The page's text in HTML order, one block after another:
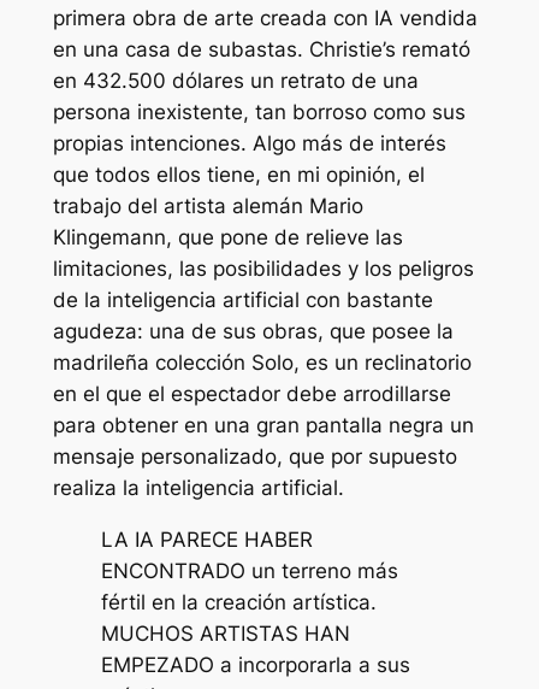
primera obra de arte creada con IA vendida
en una casa de subastas. Christie’s remató
en 432.500 dólares un retrato de una
persona inexistente, tan borroso como sus
propias intenciones. Algo más de interés
que todos ellos tiene, en mi opinión, el
trabajo del artista alemán Mario
Klingemann, que pone de relieve las
limitaciones, las posibilidades y los peligros
de la inteligencia artificial con bastante
agudeza: una de sus obras, que posee la
madrileña colección Solo, es un reclinatorio
en el que el espectador debe arrodillarse
para obtener en una gran pantalla negra un
mensaje personalizado, que por supuesto
realiza la inteligencia artificial.
LA IA PARECE HABER
ENCONTRADO un terreno más
fértil en la creación artística.
MUCHOS ARTISTAS HAN
EMPEZADO a incorporarla a sus